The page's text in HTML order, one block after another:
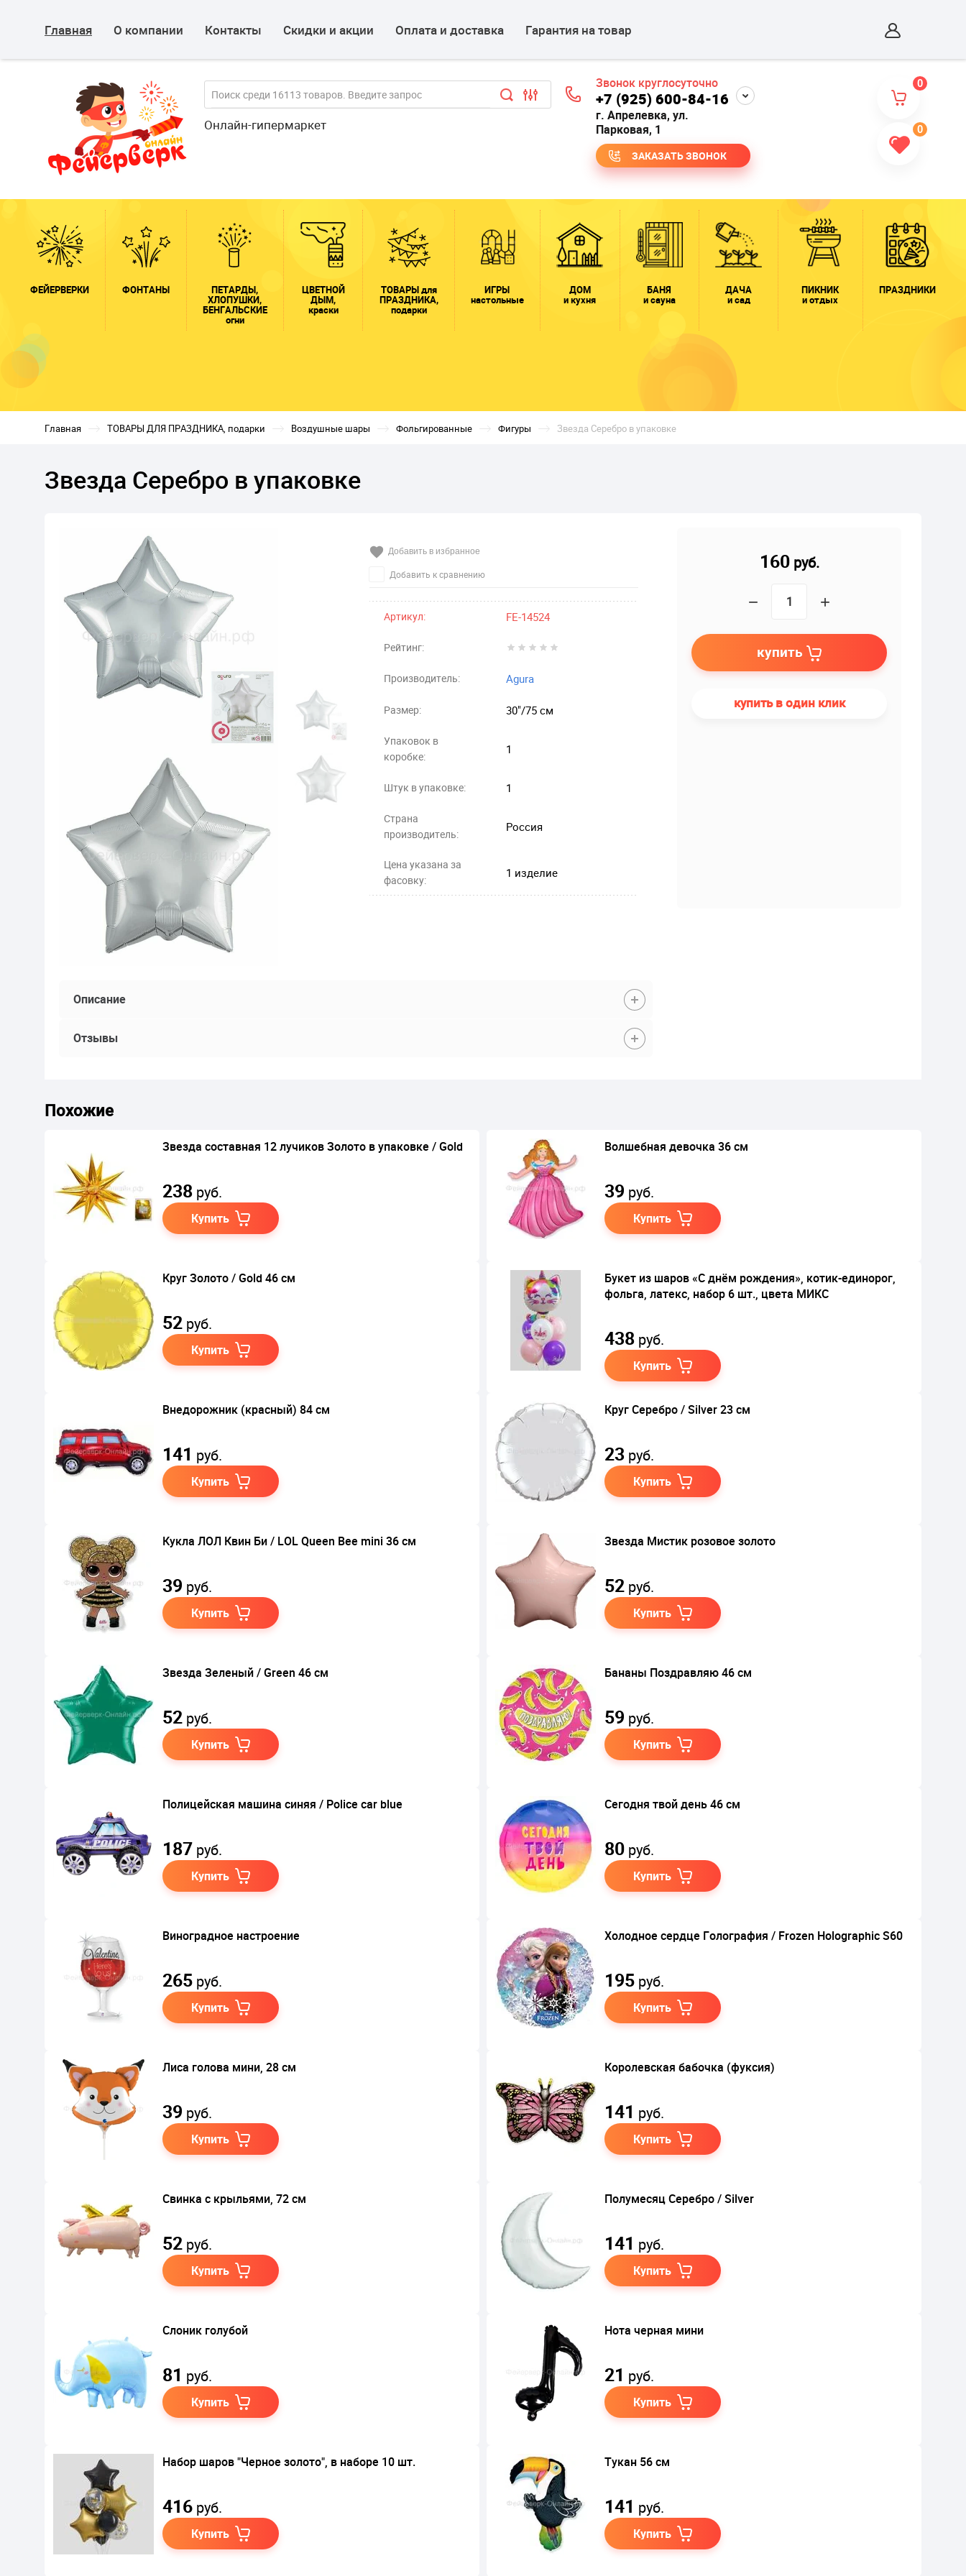
Главная О компании Контакты Скидки и акции Оплата и доставка Гарантия на товар
Онлайн-гипермаркет
Звонок круглосуточно
+7 (925) 600-84-16
г. Апрелевка, ул.
Парковая, 1
ЗАКАЗАТЬ ЗВОНОК
0
0
ФЕЙЕРВЕРКИ ФОНТАНЫ ПЕТАРДЫ,
ХЛОПУШКИ,
БЕНГАЛЬСКИЕ
огни
ЦВЕТНОЙ
ДЫМ,
краски
ТОВАРЫ для
ПРАЗДНИКА,
подарки
ИГРЫ
настольные
ДОМ
и кухня
БАНЯ
и сауна
ДАЧА
и сад
ПИКНИК
и отдых
ПРАЗДНИКИ
Главная ТОВАРЫ ДЛЯ ПРАЗДНИКА, подарки Воздушные шары Фольгированные Фигуры Звезда Серебро в упаковке
Звезда Серебро в упаковке
Добавить в избранное
Добавить к сравнению
Артикул: FE-14524
Рейтинг:
Производитель: Agura
Размер: 30"/75 см
Упаковок в
коробке:
1
Штук в упаковке: 1
Страна
производитель:
Россия
Цена указана за
фасовку:
1 изделие
160руб.
− +
купить
купить в один клик
Описание
Отзывы
Похожие
Звезда составная 12 лучиков Золото в упаковке / Gold
238 руб.
Купить
Волшебная девочка 36 см
39 руб.
Купить
Круг Золото / Gold 46 см
52 руб.
Купить
Букет из шаров «С днём рождения», котик-единорог,
фольга, латекс, набор 6 шт., цвета МИКС
438 руб.
Купить
Внедорожник (красный) 84 см
141 руб.
Купить
Круг Серебро / Silver 23 см
23 руб.
Купить
Кукла ЛОЛ Квин Би / LOL Queen Bee mini 36 см
39 руб.
Купить
Звезда Мистик розовое золото
52 руб.
Купить
Звезда Зеленый / Green 46 см
52 руб.
Купить
Бананы Поздравляю 46 см
59 руб.
Купить
Полицейская машина синяя / Police car blue
187 руб.
Купить
Сегодня твой день 46 см
80 руб.
Купить
Виноградное настроение
265 руб.
Купить
Холодное сердце Голография / Frozen Holographic S60
195 руб.
Купить
Лиса голова мини, 28 см
39 руб.
Купить
Королевская бабочка (фуксия)
141 руб.
Купить
Свинка с крыльями, 72 см
52 руб.
Купить
Полумесяц Серебро / Silver
141 руб.
Купить
Слоник голубой
81 руб.
Купить
Нота черная мини
21 руб.
Купить
Набор шаров "Черное золото", в наборе 10 шт.
416 руб.
Купить
Тукан 56 см
141 руб.
Купить